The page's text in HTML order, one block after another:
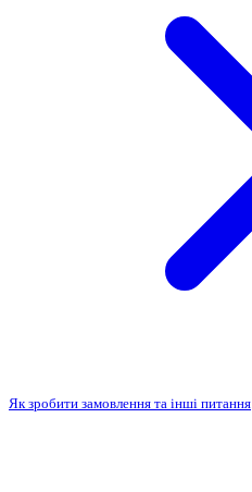
Як зробити замовлення та інші питання